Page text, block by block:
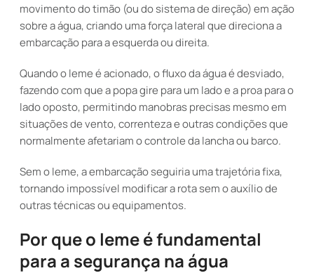
movimento do timão (ou do sistema de direção) em ação
sobre a água, criando uma força lateral que direciona a
embarcação para a esquerda ou direita.
Quando o leme é acionado, o fluxo da água é desviado,
fazendo com que a popa gire para um lado e a proa para o
lado oposto, permitindo manobras precisas mesmo em
situações de vento, correnteza e outras condições que
normalmente afetariam o controle da lancha ou barco.
Sem o leme, a embarcação seguiria uma trajetória fixa,
tornando impossível modificar a rota sem o auxílio de
outras técnicas ou equipamentos.
Por que o leme é fundamental
para a segurança na água